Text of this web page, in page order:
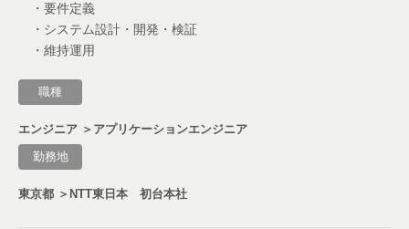
経理・法務
埼玉県
・要件定義
・システム設計・開発・検証
・維持運用
職種
エンジニア ＞アプリケーションエンジニア
勤務地
東京都 ＞NTT東日本 初台本社